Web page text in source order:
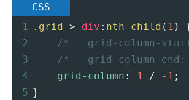
CSS
1
.grid > div : nth-child ( 1 )
2
/*   grid-column-
3
/*   grid-column-
4
grid-column : 1 / -1 ;
5 }